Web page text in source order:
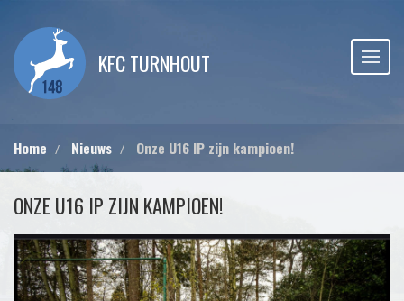
KFC TURNHOUT
Home Nieuws Onze U16 IP zijn kampioen!
ONZE U16 IP ZIJN KAMPIOEN!